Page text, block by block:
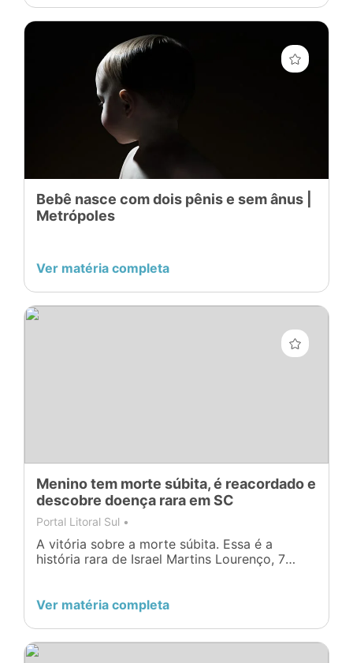
Bebê nasce com dois pênis e sem ânus |
Metrópoles
Ver matéria completa
Menino tem morte súbita, é reacordado e
descobre doença rara em SC
Portal Litoral Sul •
A vitória sobre a morte súbita. Essa é a
história rara de Israel Martins Lourenço, 7
Hospital Infantil Joana de Gusmão (HIJG), em
cardiodesfibrilador implantável (CDI).
Ver matéria completa